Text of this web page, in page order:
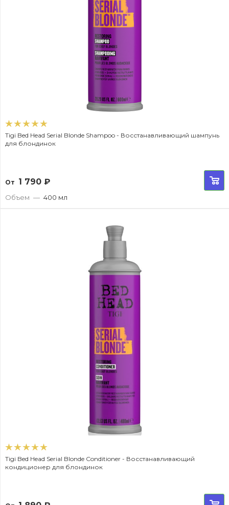
Tigi Bed Head Serial Blonde Shampoo - Восстанавливающий шампунь
для блондинок
От 1 790 ₽
Объем — 400 мл
Tigi Bed Head Serial Blonde Conditioner - Восстанавливающий
кондиционер для блондинок